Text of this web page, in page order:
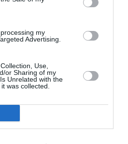
my
Advertising.
Use,
or Sharing of my
Unrelated with the
was collected.
mensili, e partire dal primo
inizierà a diminuire del
all’assegno cesserà se si trova
di riqualificazione professionali